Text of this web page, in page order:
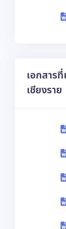
เอกสาร
เชียงราย